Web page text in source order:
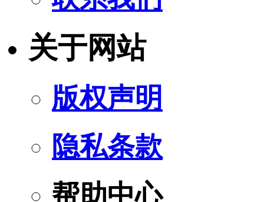
关于网站
版权声明
隐私条款
帮助中心